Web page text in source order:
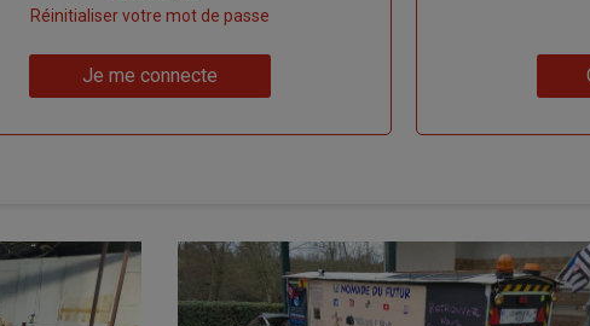
Réinitialiser votre mot de passe
Je me connecte